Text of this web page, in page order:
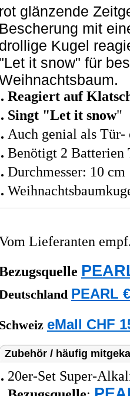
rot glänzende
Bescherung mit
drollige Kugel
"Let it snow" für
Reagiert auf
Singt "Let it snow"
Auch genial als Tür-
Benötigt 2 Batterien
Durchmesser: 10 cm
Lieferanten
PEARL
Schweiz eMall CHF
Zubehör / häufig
20er-Set Super-